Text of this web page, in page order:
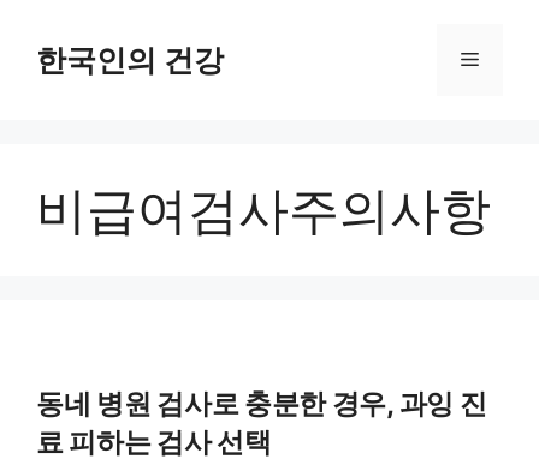
한국인의 건강 메
비급여검사주의사항
동네 병원 검사로 충분한 경우, 과잉 진
료 피하는 검사 선택